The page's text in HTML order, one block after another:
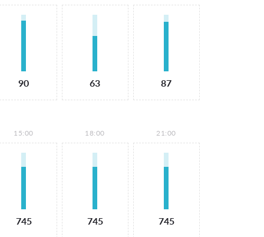
90 63 87
15:00
745
18:00
745
21:00
745